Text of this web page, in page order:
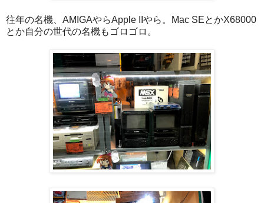
往年の名機、AMIGAやらApple IIやら。Mac SEとかX68000
とか自分の世代の名機もゴロゴロ。